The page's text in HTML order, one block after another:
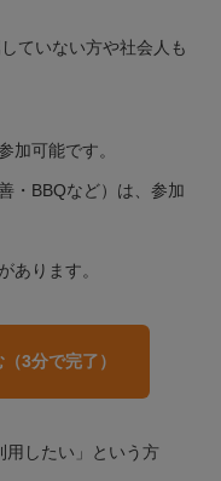
ていない方や社会人も
加可能です。
・BBQなど）は、参加
あります。
3分で完了）
用したい」という方